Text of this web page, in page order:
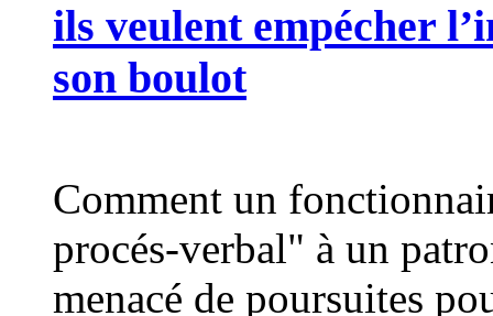
ils veulent empécher
son boulot
Comment un
procés-verbal" à un
menacé de poursuites